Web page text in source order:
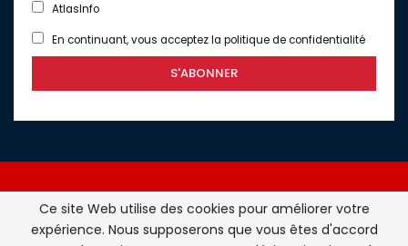
AtlasInfo
En continuant, vous acceptez la politique de confidentialité
Atlasinfo.fr : l'essentiel de l'actualité de la France et du
Ce site Web utilise des cookies pour améliorer votre
expérience. Nous supposerons que vous êtes d'accord